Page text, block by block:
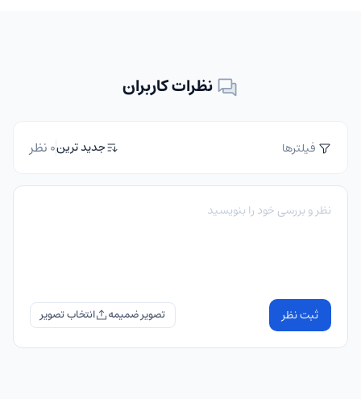
نظرات کاربران
فیلترها جدید ترین0 نظر
ثبت نظر تصویر ضمیمه